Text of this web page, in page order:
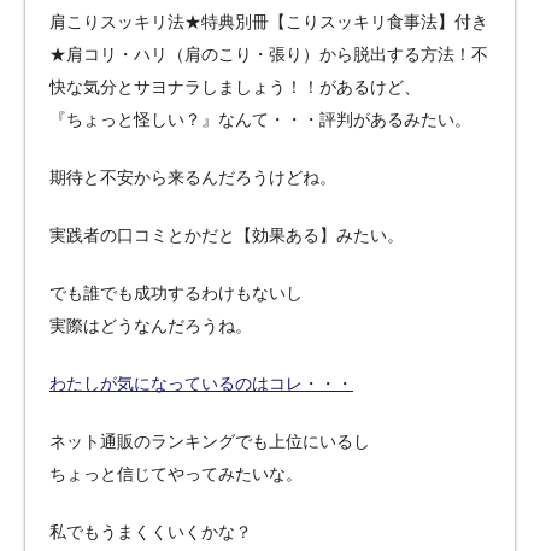
肩こりスッキリ法★特典別冊【こりスッキリ食事法】付き
★肩コリ・ハリ（肩のこり・張り）から脱出する方法！不
快な気分とサヨナラしましょう！！があるけど、
『ちょっと怪しい？』なんて・・・評判があるみたい。
期待と不安から来るんだろうけどね。
実践者の口コミとかだと【効果ある】みたい。
でも誰でも成功するわけもないし
実際はどうなんだろうね。
わたしが気になっているのはコレ・・・
ネット通販のランキングでも上位にいるし
ちょっと信じてやってみたいな。
私でもうまくくいくかな？